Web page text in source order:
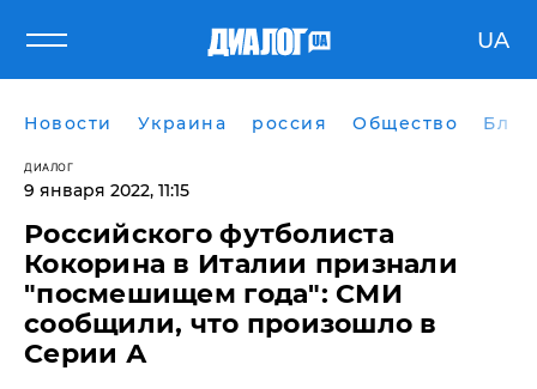
UA
Новости Украина россия Общество
ДИАЛОГ
9 января 2022, 11:15
Российского футболиста
Кокорина в Италии признали
"посмешищем года": СМИ
сообщили, что произошло в
Серии А